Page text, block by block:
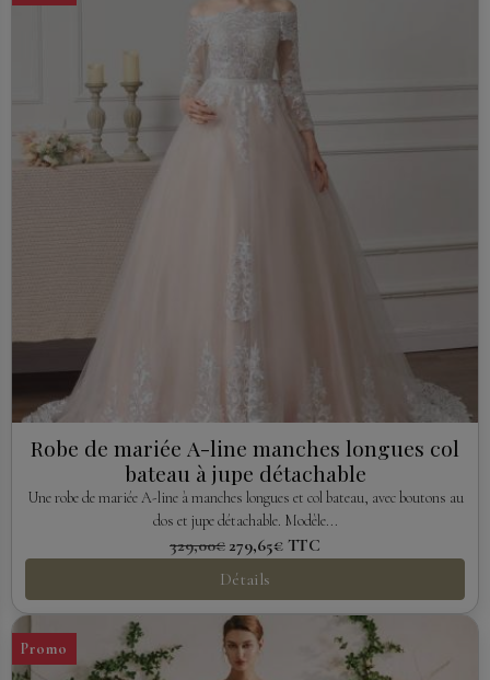
Robe de mariée A-line manches longues col
bateau à jupe détachable
Une robe de mariée A-line à manches longues et col bateau, avec boutons au
dos et jupe détachable. Modèle...
329,00€ 279,65€ TTC
Détails
Promo